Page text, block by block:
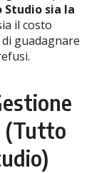
sia la
il costo
guadagnare
(Tutto